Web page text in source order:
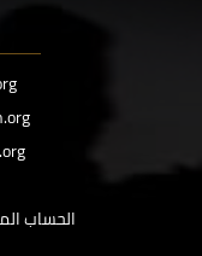
الحساب